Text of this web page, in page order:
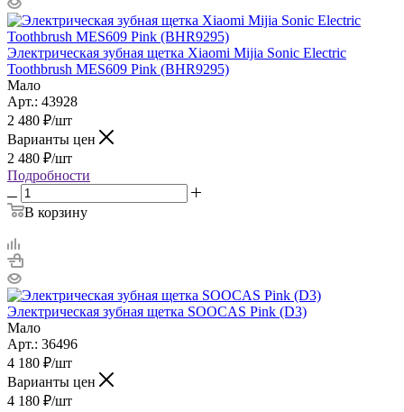
Электрическая зубная щетка Xiaomi Mijia Sonic Electric
Toothbrush MES609 Pink (BHR9295)
Мало
Арт.: 43928
2 480 ₽/шт
Варианты цен
2 480 ₽/шт
Подробности
В корзину
Электрическая зубная щетка SOOCAS Pink (D3)
Мало
Арт.: 36496
4 180 ₽/шт
Варианты цен
4 180 ₽/шт